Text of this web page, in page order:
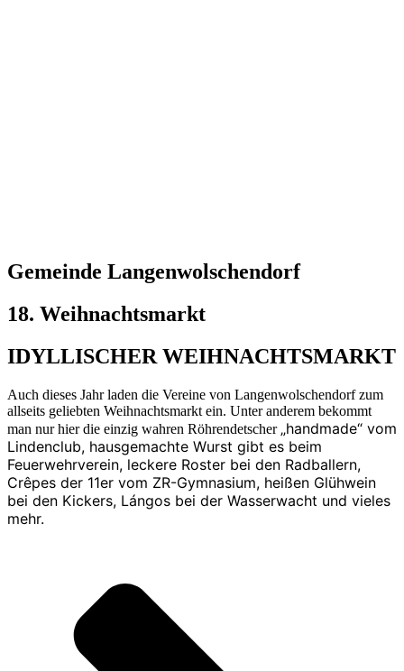
Gemeinde Langenwolschendorf
18. Weihnachtsmarkt
IDYLLISCHER WEIHNACHTSMARKT
Auch dieses Jahr laden die Vereine von Langenwolschendorf zum
allseits geliebten Weihnachtsmarkt ein. Unter anderem bekommt
man nur hier die einzig wahren Röhrendetscher „handmade“ vom
Lindenclub, hausgemachte Wurst gibt es beim
Feuerwehrverein, leckere Roster bei den Radballern,
Crêpes der 11er vom ZR-Gymnasium, heißen Glühwein
bei den Kickers, Lángos bei der Wasserwacht und vieles
mehr.